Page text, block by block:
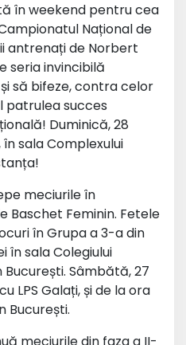
în weekend pentru cea
Național de
antrenați de Norbert
seria invincibilă
să bifeze, contra celor
patrulea succes
Duminică, 28
în sala Complexului
meciurile în
Baschet Feminin. Fetele
în Grupa a 3-a din
în sala Colegiului
București. Sâmbătă, 27
LPS Galați, și de la ora
București.